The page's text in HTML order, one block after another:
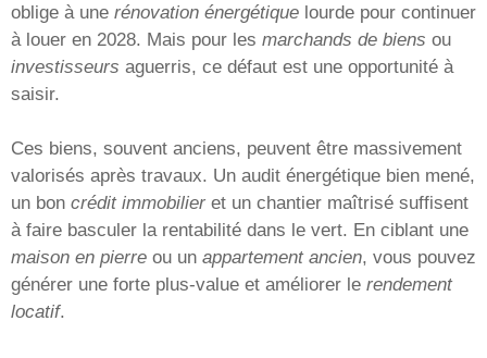
oblige à une rénovation énergétique lourde pour continuer
à louer en 2028. Mais pour les marchands de biens ou
investisseurs aguerris, ce défaut est une opportunité à
saisir.
Ces biens, souvent anciens, peuvent être massivement
valorisés après travaux. Un audit énergétique bien mené,
un bon crédit immobilier et un chantier maîtrisé suffisent
à faire basculer la rentabilité dans le vert. En ciblant une
maison en pierre ou un appartement ancien, vous pouvez
générer une forte plus-value et améliorer le rendement
locatif.